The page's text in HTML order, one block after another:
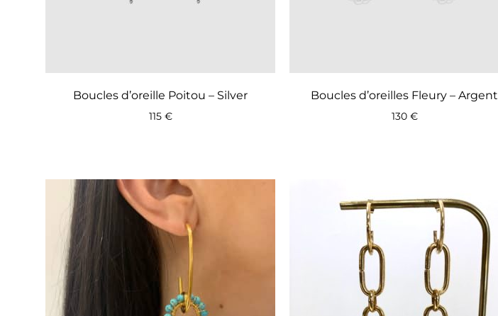
Boucles d’oreille Poitou – Silver
115 €
Boucles d’oreilles Fleury – Argent
130 €